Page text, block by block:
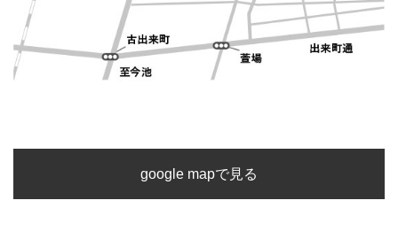
google mapで見る